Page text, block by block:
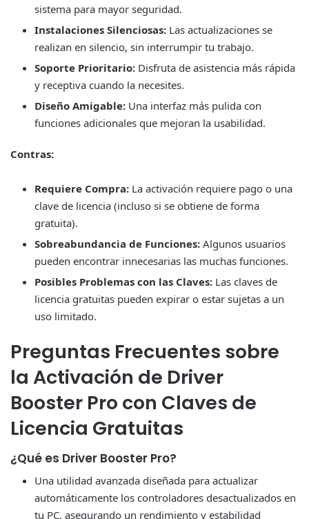
sistema para mayor seguridad.
Instalaciones Silenciosas: Las actualizaciones se
realizan en silencio, sin interrumpir tu trabajo.
Soporte Prioritario: Disfruta de asistencia más rápida
y receptiva cuando la necesites.
Diseño Amigable: Una interfaz más pulida con
funciones adicionales que mejoran la usabilidad.
Contras:
Requiere Compra: La activación requiere pago o una
clave de licencia (incluso si se obtiene de forma
gratuita).
Sobreabundancia de Funciones: Algunos usuarios
pueden encontrar innecesarias las muchas funciones.
Posibles Problemas con las Claves: Las claves de
licencia gratuitas pueden expirar o estar sujetas a un
uso limitado.
Preguntas Frecuentes sobre
la Activación de Driver
Booster Pro con Claves de
Licencia Gratuitas
¿Qué es Driver Booster Pro?
Una utilidad avanzada diseñada para actualizar
automáticamente los controladores desactualizados en
tu PC, asegurando un rendimiento y estabilidad